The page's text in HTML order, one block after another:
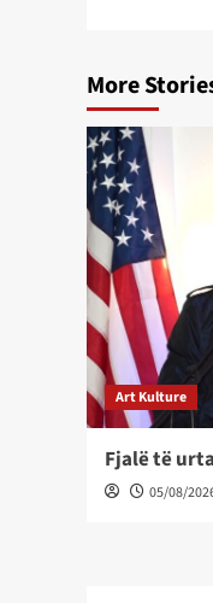
More
Art Kulture
Fjalë të
05/08/